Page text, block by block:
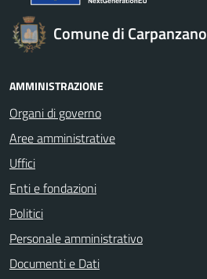
Comune di Carpanzano
AMMINISTRAZIONE
Organi di governo
Aree amministrative
Uffici
Enti e fondazioni
Politici
Personale amministrativo
Documenti e Dati